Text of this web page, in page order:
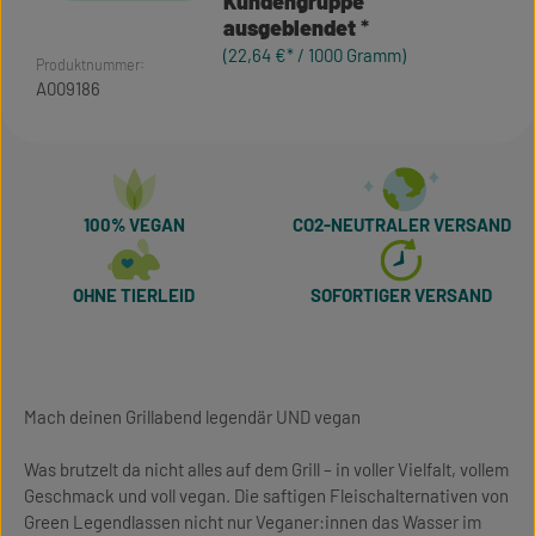
ausgeblendet
(22,64 €* / 1000 Gramm)
Produktnummer:
A009186
100% VEGAN CO2-NEUTRALER VERSAND
OHNE TIERLEID SOFORTIGER VERSAND
Mach deinen Grillabend legendär UND vegan
Was brutzelt da nicht alles auf dem Grill – in voller Vielfalt, vollem
Geschmack und voll vegan. Die saftigen Fleischalternativen von
Green Legendlassen nicht nur Veganer:innen das Wasser im